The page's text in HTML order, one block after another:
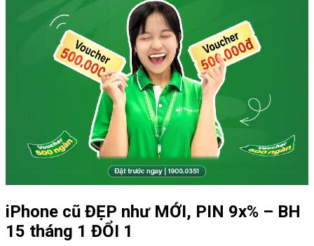
iPhone cũ ĐẸP như MỚI, PIN 9x% – BH
15 tháng 1 ĐỔI 1